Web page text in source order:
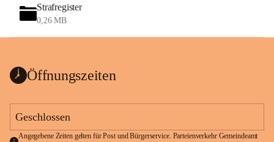
Strafregister
0,26 MB
Öffnungszeiten
Geschlossen
Angegebene Zeiten gelten für Post und Bürgerservice. Parteienverkehr Gemeindeamt